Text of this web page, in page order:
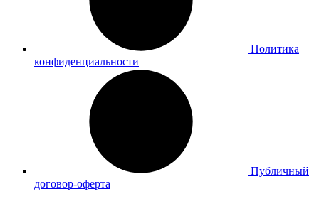
Политика
конфиденциальности
Публичный
договор-оферта